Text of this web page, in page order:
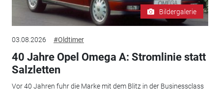
Bildergalerie
03.08.2026 #Oldtimer
40 Jahre Opel Omega A: Stromlinie statt
Salzletten
Vor 40 Jahren fuhr die Marke mit dem Blitz in der Businessclass